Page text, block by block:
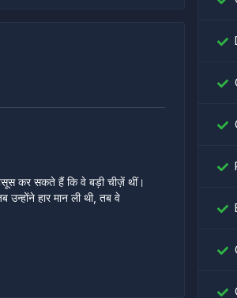
कर सकते हैं कि वे बड़ी चीज़ें थीं।
उन्होंने हार मान ली थी, तब वे